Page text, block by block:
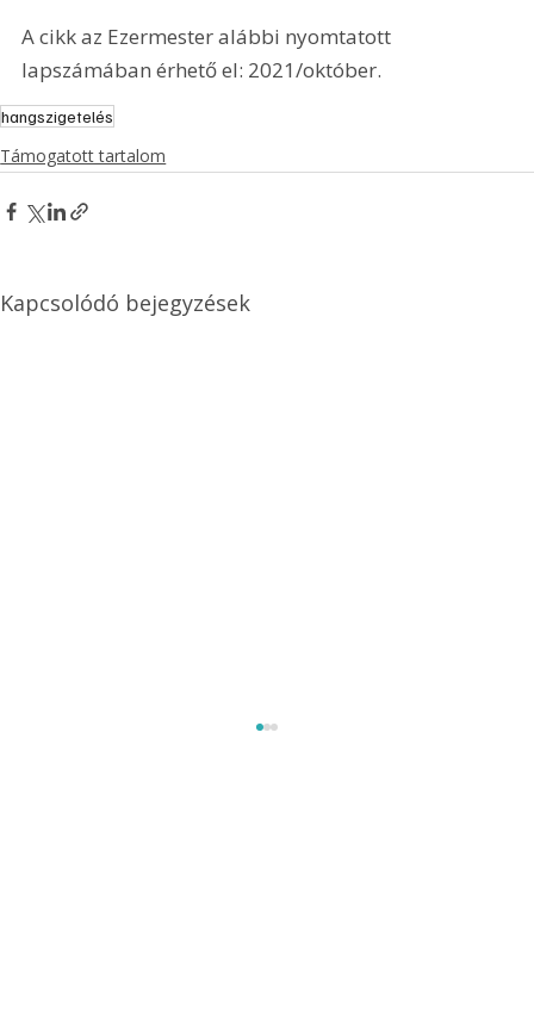
A cikk az Ezermester alábbi nyomtatott
lapszámában érhető el: 2021/október.
hangszigetelés
Támogatott tartalom
Kapcsolódó bejegyzések